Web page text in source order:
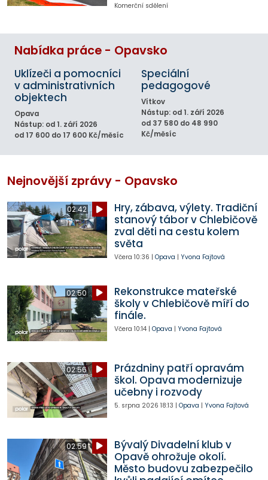
Komerční sdělení
Nabídka práce - Opavsko
Uklízeči a pomocníci
v administrativních
objektech
Opava
Nástup: od 1. září 2026
od 17 600 do 17 600 Kč/měsíc
Speciální
pedagogové
Vítkov
Nástup: od 1. září 2026
od 37 580 do 48 990
Kč/měsíc
Nejnovější zprávy - Opavsko
02:42
Hry, zábava, výlety. Tradiční
stanový tábor v Chlebičově
zval děti na cestu kolem
světa
Včera 10:36 | Opava | Yvona Fajtová
02:50
Rekonstrukce mateřské
školy v Chlebičově míří do
finále.
Včera 10:14| Opava | Yvona Fajtová
02:56
Prázdniny patří opravám
škol. Opava modernizuje
učebny i rozvody
5. srpna 2026 18:13 | Opava | Yvona Fajtová
02:59
Bývalý Divadelní klub v
Opavě ohrožuje okolí.
Město budovu zabezpečilo